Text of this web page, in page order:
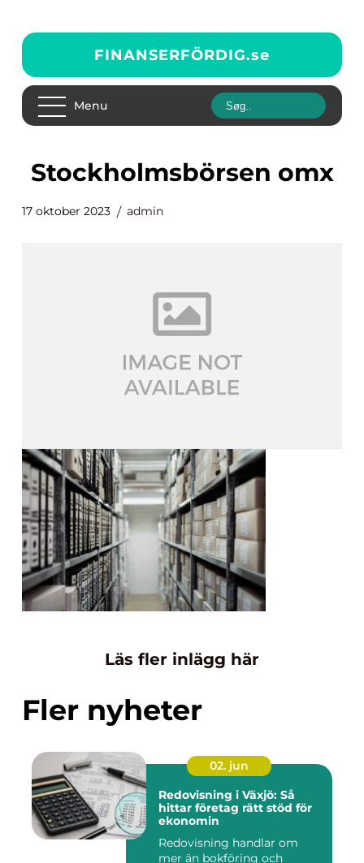
FINANSERFÖRDIG.se
Menu
stockholmsbörsen omx
17 oktober 2023 admin
Läs fler inlägg här
Fler nyheter
02. jun
Redovisning i Växjö: Så
hittar företag rätt stöd för
ekonomin
Redovisning handlar om
mer än bokföring och